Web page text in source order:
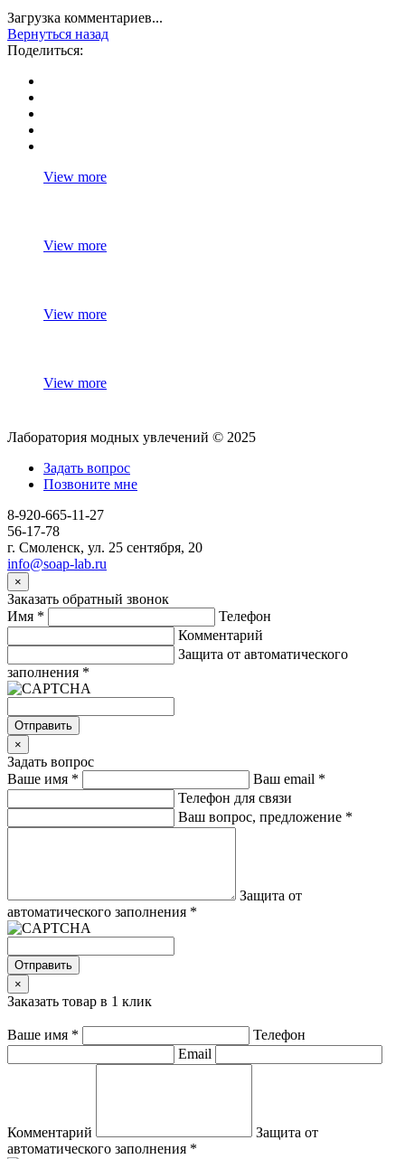
Загрузка комментариев...
Вернуться назад
Поделиться:
View more
View more
View more
View more
Лаборатория модных увлечений © 2025
Задать вопрос
Позвоните мне
8-920-665-11-27
56-17-78
г. Смоленск, ул. 25 сентября, 20
info@soap-lab.ru
×
Заказать обратный звонок
Имя *
Телефон
Комментарий
Защита от автоматического
заполнения *
Отправить
×
Задать вопрос
Ваше имя * Ваш email *
Телефон для связи
Ваш вопрос, предложение *
Защита от
автоматического заполнения *
Отправить
×
Заказать товар в 1 клик
Ваше имя *
Телефон
Email
Комментарий
Защита от
автоматического заполнения *